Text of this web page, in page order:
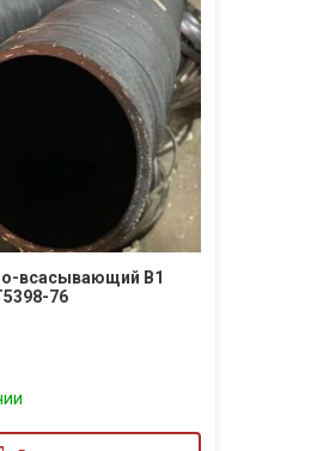
всасывающий В1
76